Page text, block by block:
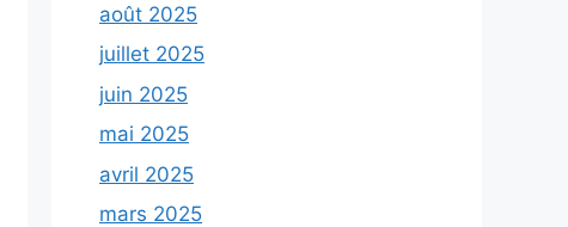
août 2025
juillet 2025
juin 2025
mai 2025
avril 2025
mars 2025